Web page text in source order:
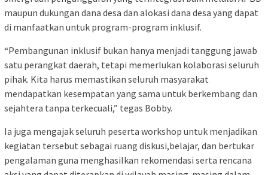
maupun dukungan dana desa dan alokasi dana desa yang dapat
di manfaatkan untuk program-program inklusif.
“Pembangunan inklusif bukan hanya menjadi tanggung jawab
satu perangkat daerah, tetapi memerlukan kolaborasi seluruh
pihak. Kita harus memastikan seluruh masyarakat
mendapatkan kesempatan yang sama untuk berkembang dan
sejahtera tanpa terkecuali,” tegas Bobby.
Ia juga mengajak seluruh peserta workshop untuk menjadikan
kegiatan tersebut sebagai ruang diskusi,belajar, dan bertukar
pengalaman guna menghasilkan rekomendasi serta rencana